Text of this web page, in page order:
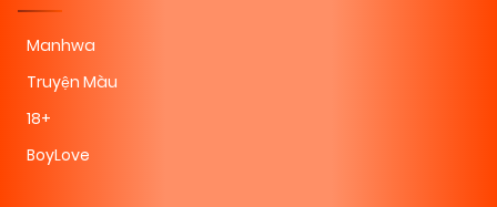
Manhwa
Truyện Màu
18+
BoyLove